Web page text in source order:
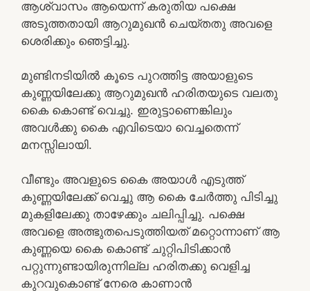
ആശ്വാസം ആയെന്ന് കരുതിയ പക്ഷെ
അടുത്തതായി ആറുമുഖൻ ചെയ്തതു അവളെ
ശെരിക്കും ഞെട്ടിച്ചു.
മുണ്ടിനടിയിൽ കൂടെ പുറത്തിട്ട അയാളുടെ
കുണ്ണയിലേക്കു ആറുമുഖൻ ഹരിതയുടെ വലതു
കൈ കൊണ്ട് വെച്ചു. ഇരുട്ടാണെങ്കിലും
അവൾക്കു കൈ എവിടെയാ വെച്ചതെന്ന്
മനസ്സിലായി.
വീണ്ടും അവളുടെ കൈ അയാൾ എടുത്ത്
കുണ്ണയിലേക്ക് വെച്ചു ആ കൈ ചേർത്തു പിടിച്ചു
മുകളിലേക്കു താഴേക്കും ചലിപ്പിച്ചു. പക്ഷെ
അവളെ അത്ഭുതപെടുത്തിയത് മറ്റൊന്നാണ് ആ
കുണ്ണയെ കൈ കൊണ്ട് ചുറ്റിപിടിക്കാൻ
പറ്റുന്നുണ്ടായിരുന്നില്ല ഹരിതക്കു വെളിച്ച
കുറവുകൊണ്ട് നേരെ കാണാൻ